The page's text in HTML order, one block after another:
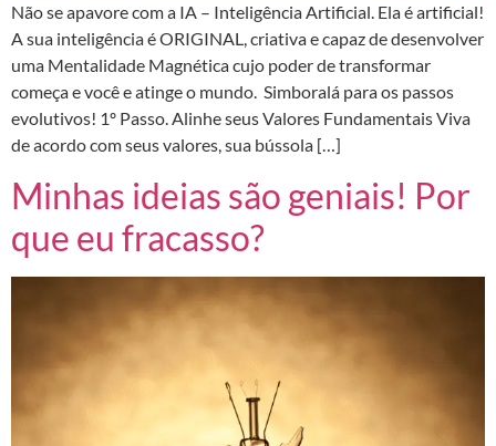
Não se apavore com a IA – Inteligência Artificial. Ela é artificial!
A sua inteligência é ORIGINAL, criativa e capaz de desenvolver
uma Mentalidade Magnética cujo poder de transformar
começa e você e atinge o mundo. Simboralá para os passos
evolutivos! 1º Passo. Alinhe seus Valores Fundamentais Viva
de acordo com seus valores, sua bússola […]
Minhas ideias são geniais! Por
que eu fracasso?